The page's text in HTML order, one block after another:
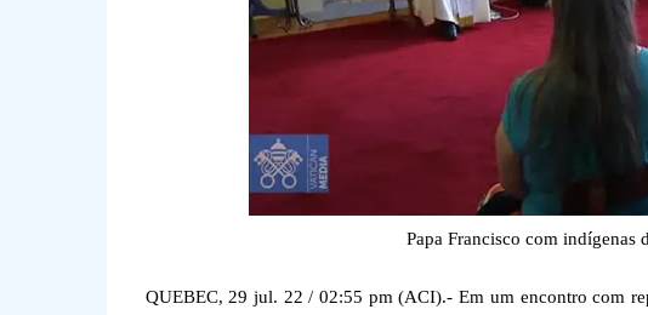
Papa Francisco com indígenas
QUEBEC, 29 jul. 22 / 02:55 pm (ACI).- Em um encontro com